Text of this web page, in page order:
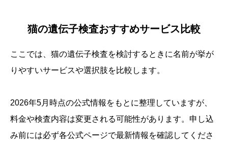
猫の遺伝子検査おすすめサービス比較
ここでは、猫の遺伝子検査を検討するときに名前が挙が
りやすいサービスや選択肢を比較します。
2026年5月時点の公式情報をもとに整理していますが、
料金や検査内容は変更される可能性があります。申し込
み前には必ず各公式ページで最新情報を確認してくださ